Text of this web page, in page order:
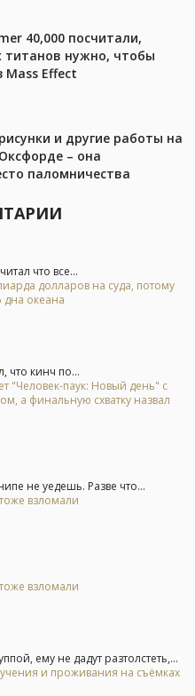
40,000 посчитали,
титанов нужно, чтобы
Effect
и другие работы на
– она
паломничества
что все...
долларов на суда, потому
дна океана
что кинч по...
"Человек-паук: Новый день" с
а финальную схватку назвал
не уедешь. Разве что...
взломали
взломали
ему не дадут разтолстеть,...
и проживания на съёмках